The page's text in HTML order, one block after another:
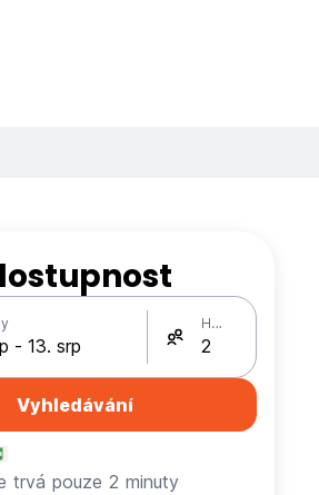
Hosté
Vyhledávání
trvá pouze 2 minuty